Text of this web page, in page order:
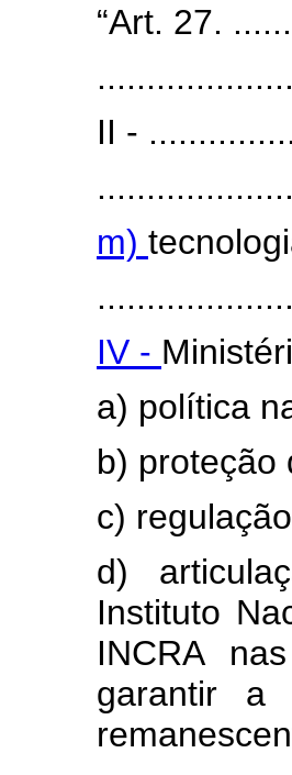
“Art. 27.
II -
m)
IV -
a) política
b) proteção
c)
d)
Instituto
INCRA
garantir a